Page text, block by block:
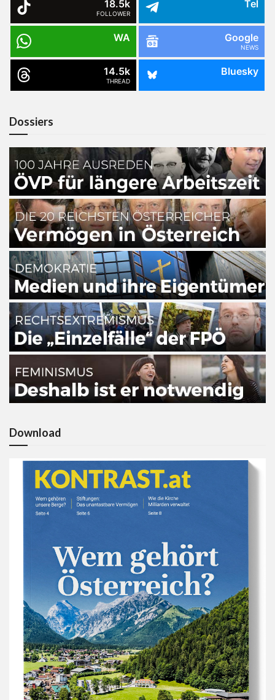
18.5k
FOLLOWER
Tel
WA Google
NEWS
14.5k
THREAD
Bluesky
Dossiers
Download